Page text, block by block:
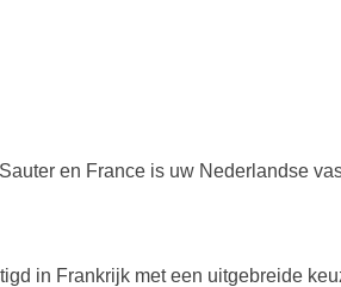
en France is uw Nederlandse
in Frankrijk met een uitgebreide